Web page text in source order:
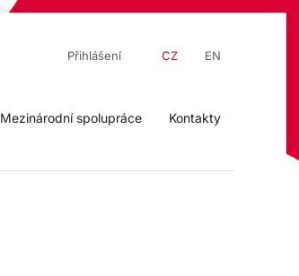
Přihlášení CZ EN
Mezinárodní spolupráce Kontakty